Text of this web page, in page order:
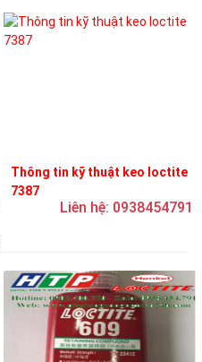
Thông tin kỹ thuật keo loctite
7387
Liên hệ: 0938454791